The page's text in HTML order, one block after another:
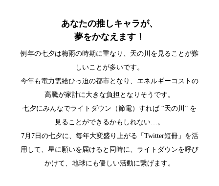
あなたの推しキャラが、
夢をかなえます！
例年の七夕は梅雨の時期に重なり、天の川を見ることが難
しいことが多いです。
今年も電力需給ひっ迫の都市となり、エネルギーコストの
高騰が家計に大きな負担となりそうです。
七夕にみんなでライトダウン（節電）すれば “天の川” を
見ることができるかもしれない…。
7月7日の七夕に、毎年大変盛り上がる「Twitter短冊」を活
用して、星に願いを届けると同時に、ライトダウンを呼び
かけて、地球にも優しい活動に繋げます。